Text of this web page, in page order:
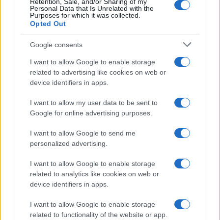
Personal Data that Is Unrelated with the
Purposes for which it was collected.
Opted Out
Google consents
I want to allow Google to enable storage
related to advertising like cookies on web or
device identifiers in apps.
I want to allow my user data to be sent to
Google for online advertising purposes.
I want to allow Google to send me
personalized advertising.
I want to allow Google to enable storage
related to analytics like cookies on web or
device identifiers in apps.
I want to allow Google to enable storage
related to functionality of the website or app.
truplo 24-letnega Slovenca
Na Prevaljah se je huje
poškodoval voznik e-skiroja
Na bencinskem servisu v
Dravogradu zagorel točilni
avtomat, požar pogasili
zaposleni
Motorist v Radljah ob Dravi trčil
Obvestila
Anton na Pohorju